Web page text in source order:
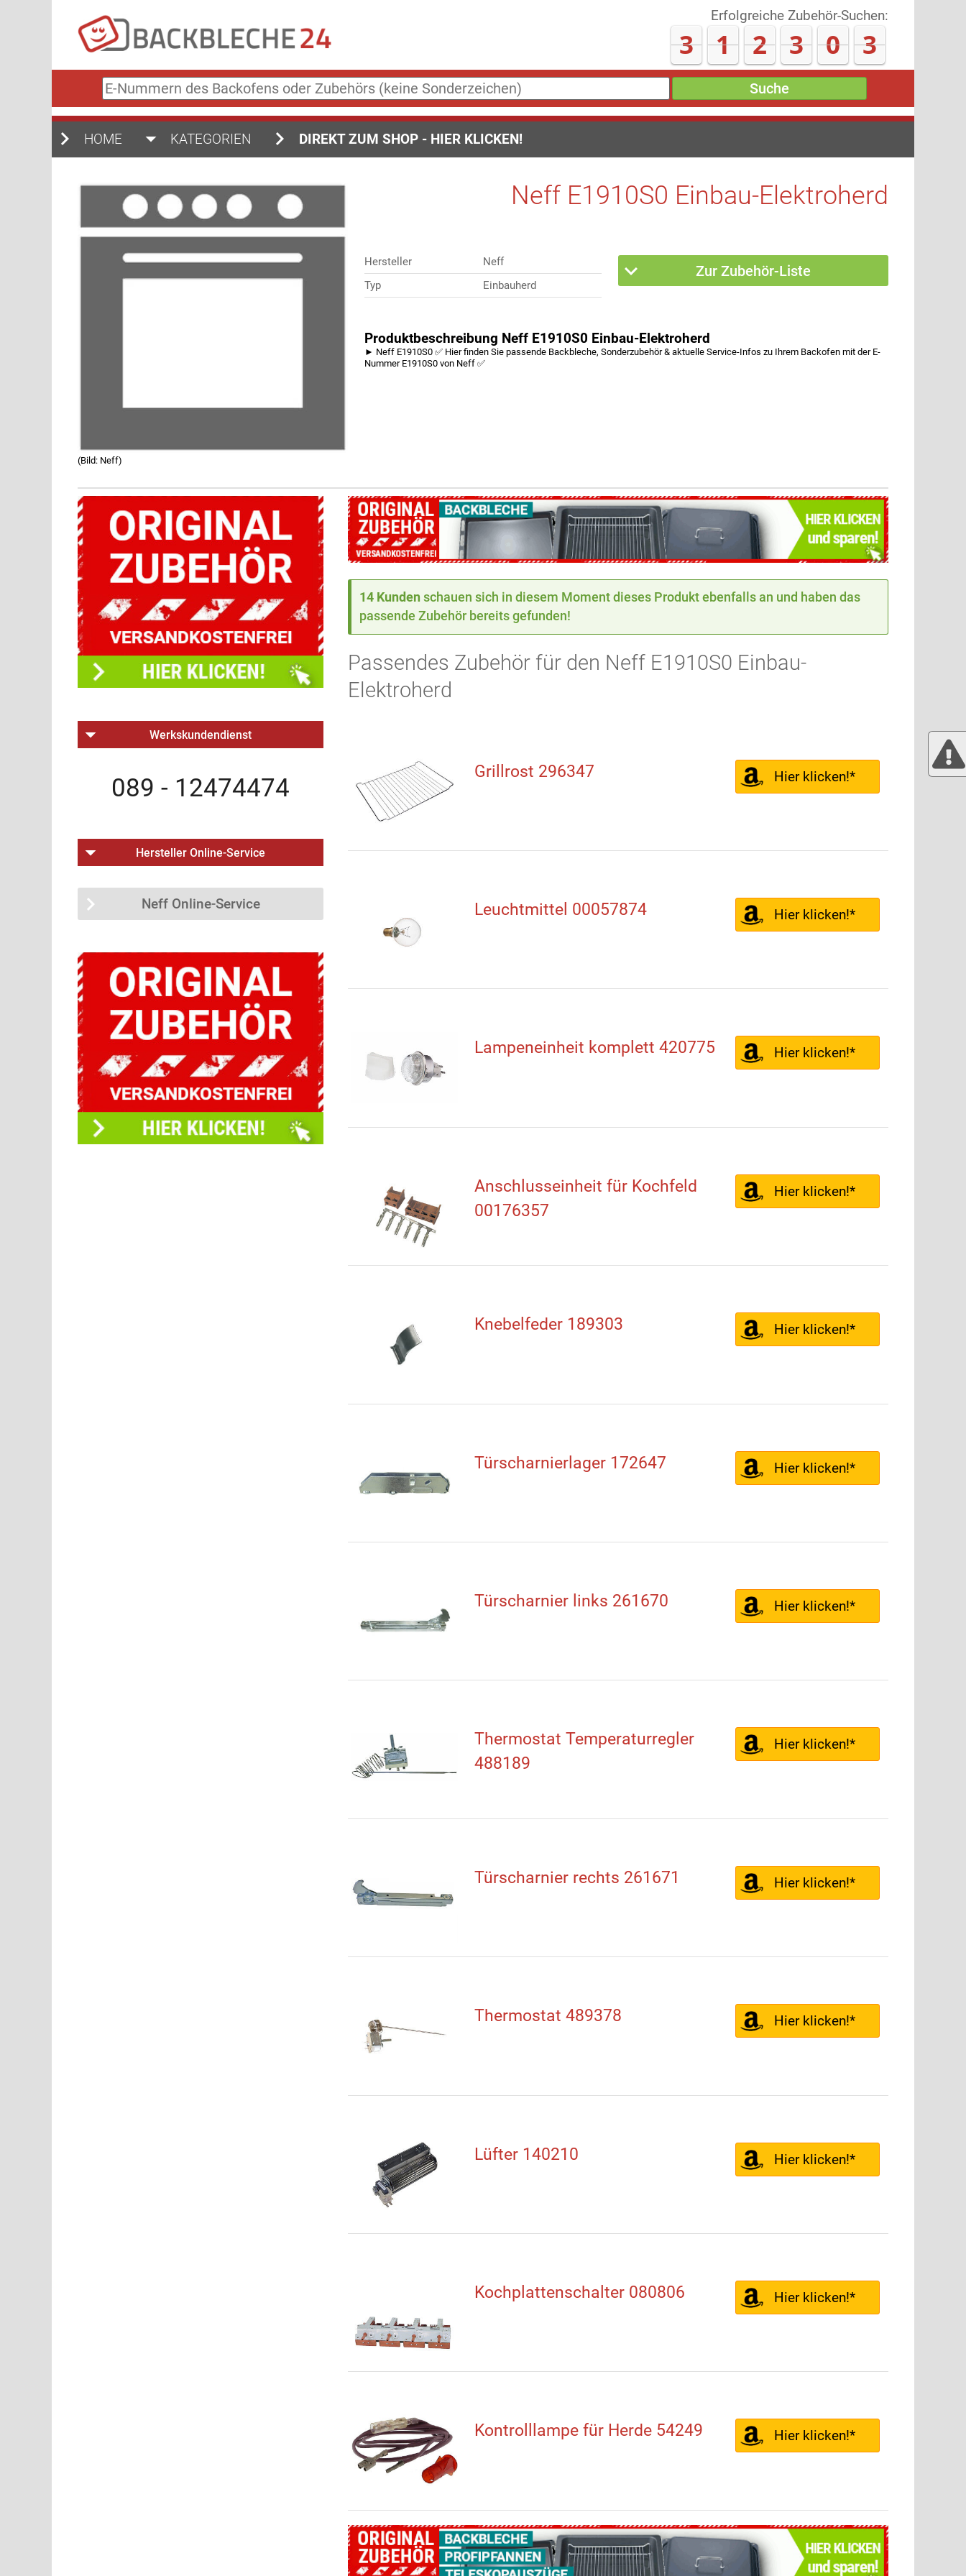
Erfolgreiche Zubehör-Suchen:
3 1 2 3 1 3
E-
Nummern
des
oder
Suche
HOME KATEGORIEN DIREKT ZUM SHOP - HIER KLICKEN!
(Bild: Neff)
Neff E1910S0 Einbau-Elektroherd
Hersteller
Neff
Typ
Einbauherd
Zur Zubehör-Liste
Produktbeschreibung Neff E1910S0 Einbau-Elektroherd
► Neff E1910S0 ✅ Hier finden Sie passende Backbleche, Sonderzubehör & aktuelle Service-Infos zu Ihrem Backofen mit der E-
Nummer E1910S0 von Neff ✅
14 Kunden schauen sich in diesem Moment dieses Produkt ebenfalls an und haben das
passende Zubehör bereits gefunden!
Passendes Zubehör für den Neff E1910S0 Einbau-
Elektroherd
Grillrost 296347 Hier klicken!*
Leuchtmittel 00057874 Hier klicken!*
Lampeneinheit komplett 420775 Hier klicken!*
Anschlusseinheit für Kochfeld
00176357
Hier klicken!*
Knebelfeder 189303 Hier klicken!*
Türscharnierlager 172647 Hier klicken!*
Türscharnier links 261670 Hier klicken!*
Thermostat Temperaturregler
488189
Hier klicken!*
Türscharnier rechts 261671 Hier klicken!*
Thermostat 489378 Hier klicken!*
Lüfter 140210 Hier klicken!*
Kochplattenschalter 080806 Hier klicken!*
Kontrolllampe für Herde 54249 Hier klicken!*
Werkskundendienst
089 - 12474474
Hersteller Online-Service
Neff Online-Service